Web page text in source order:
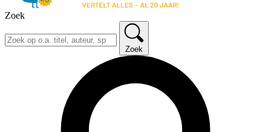
Zoek
Zoek